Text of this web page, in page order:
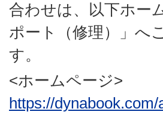
合わせは、以下ホー
ポート（修理）」へ
す。
<ホームページ>
https://